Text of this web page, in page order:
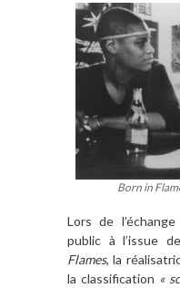
Born in
Lors de
public à l’issue
Flames, la
la classification «